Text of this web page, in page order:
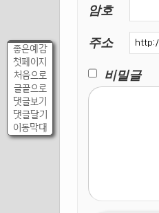
좋은예감
첫페이지
처음으로
글끝으로
댓글보기
댓글달기
이동막대
암호
주소
비밀글